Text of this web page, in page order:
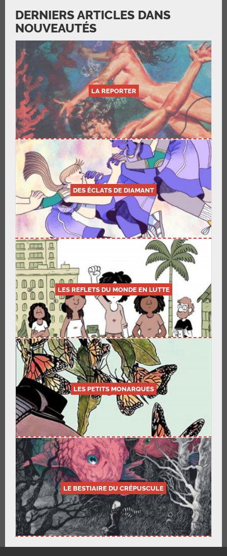
DERNIERS ARTICLES DANS
NOUVEAUTÉS
LA REPORTER
DES ÉCLATS DE DIAMANT
LES REFLETS DU MONDE EN LUTTE
LES PETITS MONARQUES
LE BESTIAIRE DU CRÉPUSCULE